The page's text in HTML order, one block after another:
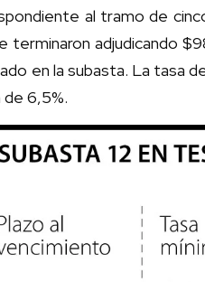
al tramo de
terminaron adjudicando
en la subasta. La tasa
6,5%.